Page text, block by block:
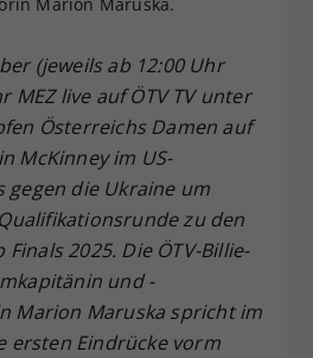
(jeweils ab 12:00 Uhr
MEZ live auf ÖTV TV unter
Österreichs Damen auf
McKinney im US-
gegen die Ukraine um
zu den
Finals 2025. Die ÖTV-Billie-
und -
Marion Maruska spricht im
ersten Eindrücke vorm
Unter anderem eine
generierte ID, für die
Speicherung Ihrer
Einstellungen, falls der
Betreiber dies eingestellt